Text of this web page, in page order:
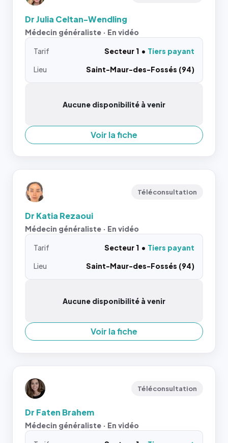
Dr Julia Celtan-Wendling
Médecin généraliste · En vidéo
Tarif Secteur 1
Tiers payant
Lieu
Saint-Maur-des-Fossés (94)
Aucune disponibilité à venir
Voir la fiche
Téléconsultation
Dr Katia Rezaoui
Médecin généraliste · En vidéo
Tarif Secteur 1
Tiers payant
Lieu
Saint-Maur-des-Fossés (94)
Aucune disponibilité à venir
Voir la fiche
Téléconsultation
Dr Faten Brahem
Médecin généraliste · En vidéo